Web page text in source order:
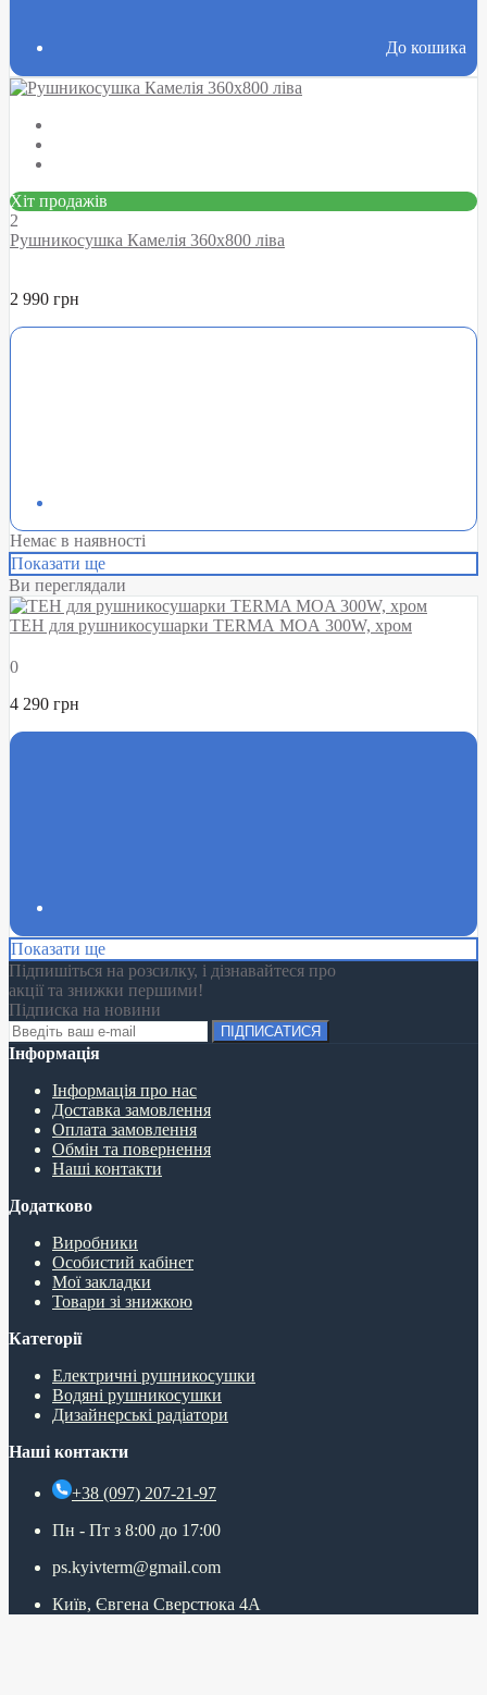
До кошика
Хіт продажів
2
Рушникосушка Камелія 360х800 ліва
2 990 грн
Немає в наявності
Показати ще
Ви переглядали
ТЕН для рушникосушарки TERMA MOA 300W, хром
0
4 290 грн
Показати ще
Підпишіться на розсилку, і дізнавайтеся про
акції та знижки першими!
Підписка на новини
ПІДПИСАТИСЯ
Інформація
Інформація про нас
Доставка замовлення
Оплата замовлення
Обмін та повернення
Наші контакти
Додатково
Виробники
Особистий кабінет
Мої закладки
Товари зі знижкою
Категорії
Електричні рушникосушки
Водяні рушникосушки
Дизайнерські радіатори
Наші контакти
+38 (097) 207-21-97
Пн - Пт з 8:00 до 17:00
ps.kyivterm@gmail.com
Київ, Євгена Сверстюка 4А